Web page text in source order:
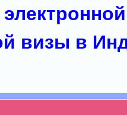
визы в